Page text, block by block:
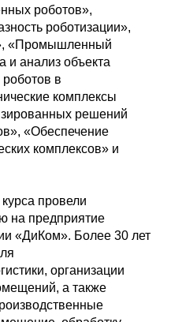
роботов»,
роботизации»,
«Промышленный
и анализ объекта
в
комплексы
решений
«Обеспечение
комплексов» и
провели
на предприятие
«ДиКом». Более 30 лет
организации
а также
материалов
— обязательна